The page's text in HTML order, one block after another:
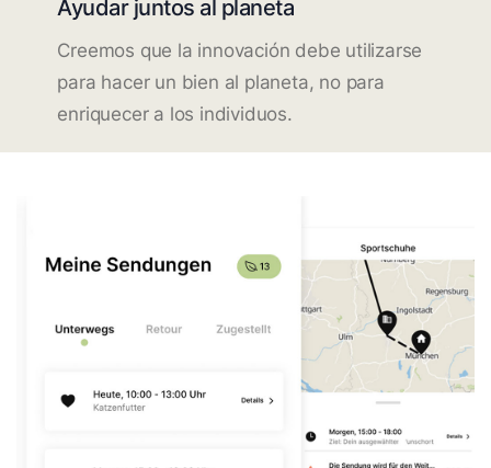
Ayudar juntos al planeta
Creemos que la innovación debe utilizarse
para hacer un bien al planeta, no para
enriquecer a los individuos.